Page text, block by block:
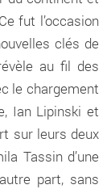
fut l’occasion
clés de
au fil des
le chargement
Ian Lipinski et
sur leurs deux
Tassin d’une
part, sans